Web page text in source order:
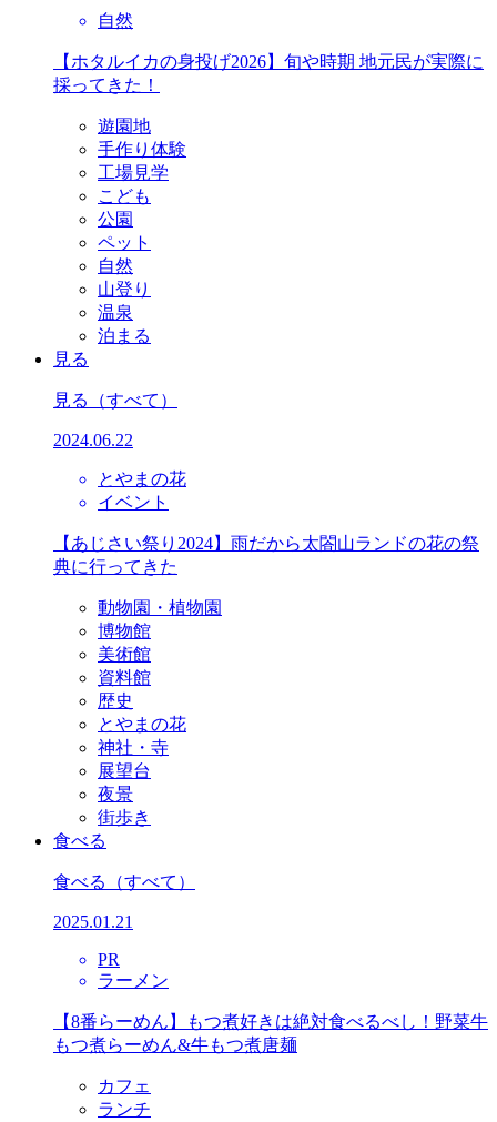
自然
【ホタルイカの身投げ2026】旬や時期 地元民が実際に
採ってきた！
遊園地
手作り体験
工場見学
こども
公園
ペット
自然
山登り
温泉
泊まる
見る
見る （すべて）
2024.06.22
とやまの花
イベント
【あじさい祭り2024】雨だから太閤山ランドの花の祭
典に行ってきた
動物園・植物園
博物館
美術館
資料館
歴史
とやまの花
神社・寺
展望台
夜景
街歩き
食べる
食べる （すべて）
2025.01.21
PR
ラーメン
【8番らーめん】もつ煮好きは絶対食べるべし！野菜牛
もつ煮らーめん&牛もつ煮唐麺
カフェ
ランチ